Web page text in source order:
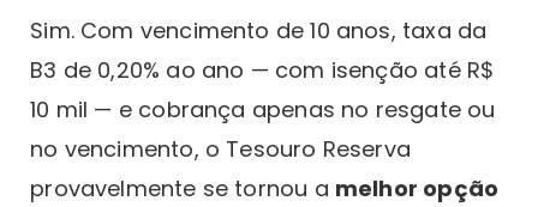
Sim. Com vencimento de 10 anos, taxa da
B3 de 0,20% ao ano — com isenção até R$
10 mil — e cobrança apenas no resgate ou
no vencimento, o Tesouro Reserva
provavelmente se tornou a melhor opção